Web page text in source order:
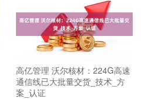
高亿管理 沃尔核材：224G高速
通信线已大批量交货_技术_方
案_认证